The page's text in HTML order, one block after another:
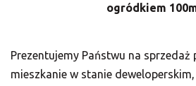
ogródkiem
Prezentujemy Państwu na sprzedaż
mieszkanie w stanie